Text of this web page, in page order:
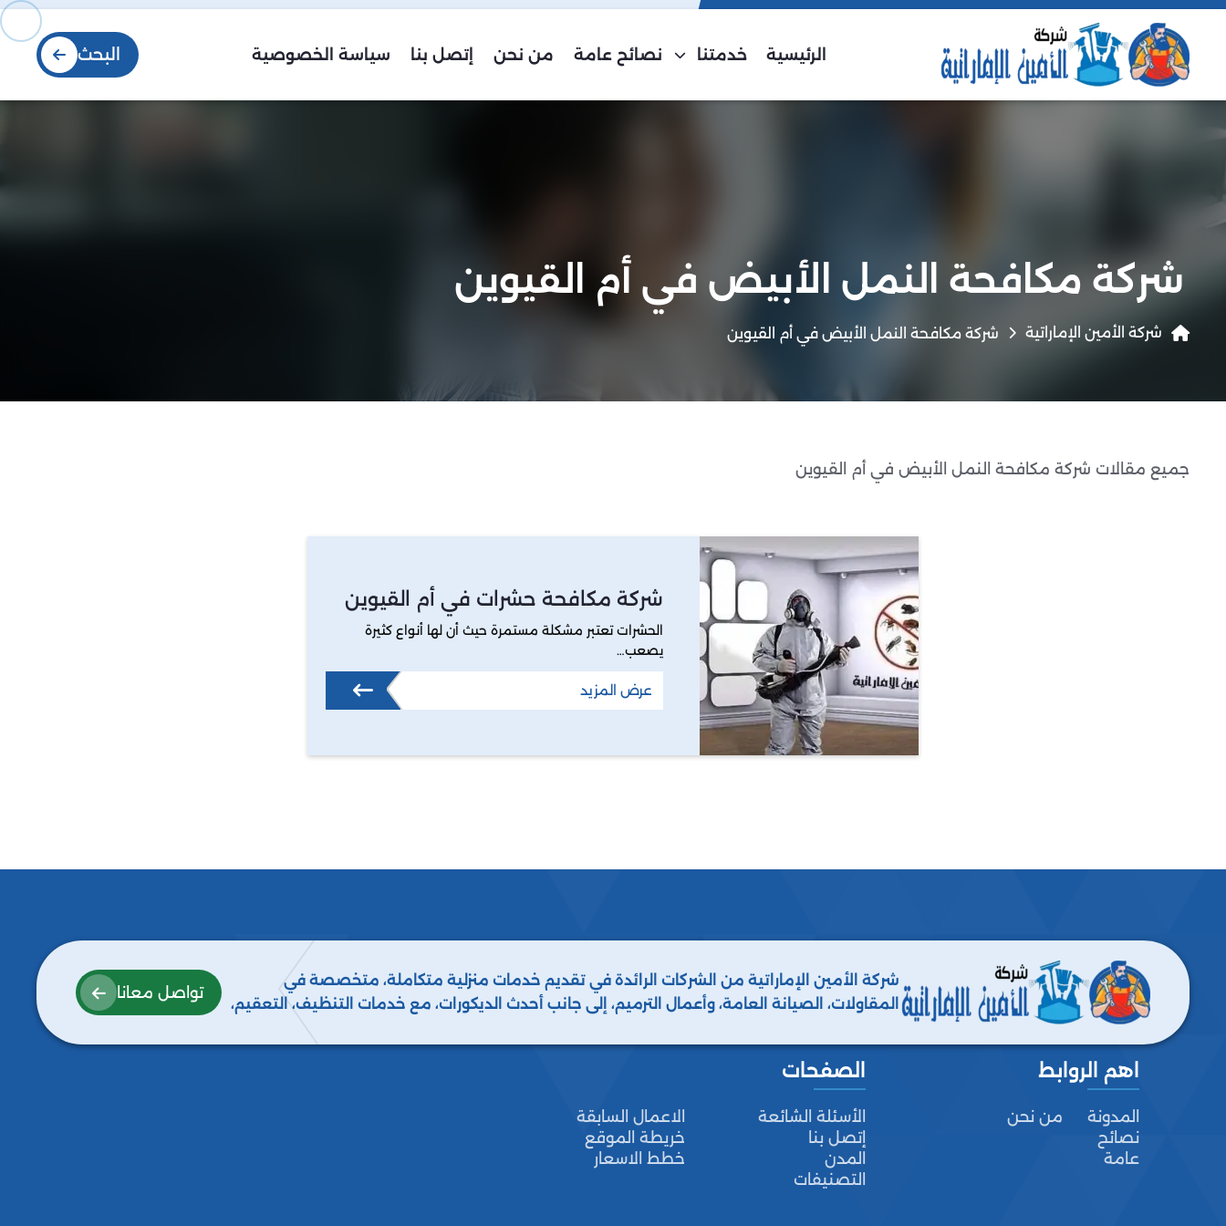
الرئيسية خدمتنا نصائح عامة من نحن إتصل بنا سياسة الخصوصية البحث
شركة مكافحة النمل الأبيض في أم القيوين
شركة الأمين الإماراتية شركة مكافحة النمل الأبيض في أم القيوين
جميع مقالات شركة مكافحة النمل الأبيض في أم القيوين
شركة مكافحة حشرات في أم القيوين
الحشرات تعتبر مشكلة مستمرة حيث أن لها أنواع كثيرة
يصعب…
عرض المزيد
شركة الأمين الإماراتية من الشركات الرائدة في تقديم خدمات منزلية متكاملة، متخصصة في
المقاولات، الصيانة العامة، وأعمال الترميم، إلى جانب أحدث الديكورات، مع خدمات التنظيف، التعقيم،
تواصل معانا
اهم الروابط
المدونة
من نحن
نصائح
عامة
الصفحات
الأسئلة الشائعة
الاعمال السابقة
إتصل بنا
خريطة الموقع
المدن
خطط الاسعار
التصنيفات